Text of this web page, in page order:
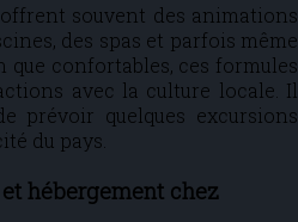
souvent des animations
des spas et parfois même
que confortables, ces formules
avec la culture locale. Il
prévoir quelques excursions
du pays.
hébergement chez